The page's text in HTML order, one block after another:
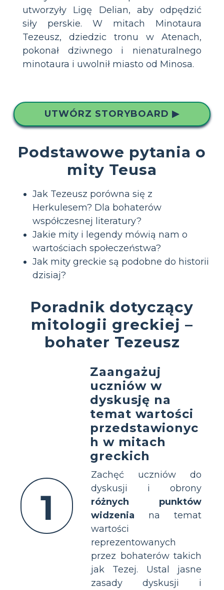
utworzyły Ligę Delian, aby odpędzić
siły perskie. W mitach Minotaura
Tezeusz, dziedzic tronu w Atenach,
pokonał dziwnego i nienaturalnego
minotaura i uwolnił miasto od Minosa.
UTWÓRZ STORYBOARD ▶
Podstawowe pytania o
mity Teusa
Jak Tezeusz porówna się z
Herkulesem? Dla bohaterów
współczesnej literatury?
Jakie mity i legendy mówią nam o
wartościach społeczeństwa?
Jak mity greckie są podobne do historii
dzisiaj?
Poradnik dotyczący
mitologii greckiej –
bohater Tezeusz
1
Zaangażuj
uczniów w
dyskusję na
temat wartości
przedstawionyc
h w mitach
greckich
Zachęć uczniów do
dyskusji i obrony
różnych punktów
widzenia na temat
wartości
reprezentowanych
przez bohaterów takich
jak Tezej. Ustal jasne
zasady dyskusji i